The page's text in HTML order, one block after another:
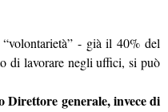
- già il 40% del
di lavorare negli uffici, si può
Direttore generale, invece di